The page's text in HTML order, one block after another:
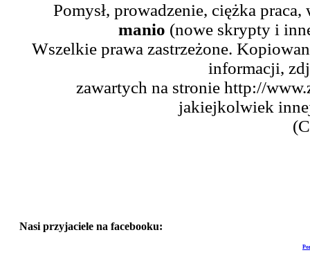
Pomysł, prowadzenie, ciężka
manio (nowe skrypty i
Wszelkie prawa zastrzeżone.
informacji,
zawartych na stronie http://
jakiejkolwiek
Nasi przyjaciele na facebooku: